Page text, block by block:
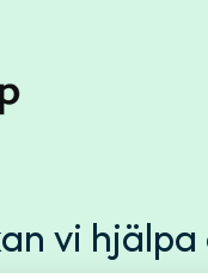
för
vi hjälpa